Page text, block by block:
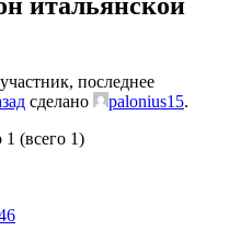
последнее
сделано palonius15.
(всего 1)